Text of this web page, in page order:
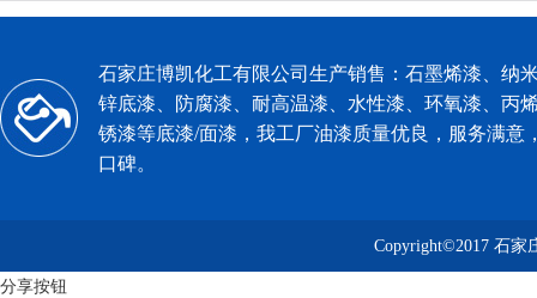
石家庄博凯化工有限公司生产销售：石墨烯漆、纳
锌底漆、防腐漆、耐高温漆、水性漆、环氧漆、丙
锈漆等底漆/面漆，我工厂油漆质量优良，服务满意
口碑。
Copyright©2017 石家
分享按钮